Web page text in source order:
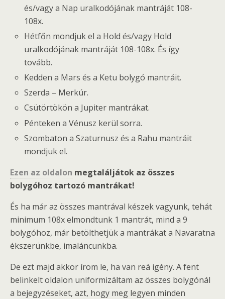
és/vagy a Nap uralkodójának mantráját 108-
108x.
Hétfőn mondjuk el a Hold és/vagy Hold
uralkodójának mantráját 108-108x. És így
tovább.
Kedden a Mars és a Ketu bolygó mantráit.
Szerda – Merkúr.
Csütörtökön a Jupiter mantrákat.
Pénteken a Vénusz kerül sorra.
Szombaton a Szaturnusz és a Rahu mantráit
mondjuk el.
Ezen az oldalon megtaláljátok az összes
bolygóhoz tartozó mantrákat!
És ha már az összes mantrával készek vagyunk, tehát
minimum 108x elmondtunk 1 mantrát, mind a 9
bolygóhoz, már betölthetjük a mantrákat a Navaratna
ékszerünkbe, imaláncunkba.
De ezt majd akkor írom le, ha van reá igény. A fent
belinkelt oldalon uniformizáltam az összes bolygónál
a bejegyzéseket, azt, hogy meg legyen minden